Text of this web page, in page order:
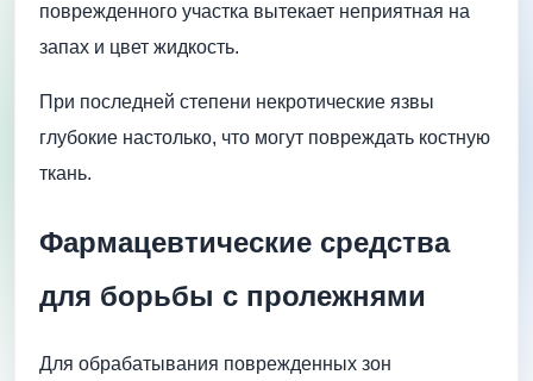
поврежденного участка вытекает неприятная на
запах и цвет жидкость.
При последней степени некротические язвы
глубокие настолько, что могут повреждать костную
ткань.
Фармацевтические средства
для борьбы с пролежнями
Для обрабатывания поврежденных зон